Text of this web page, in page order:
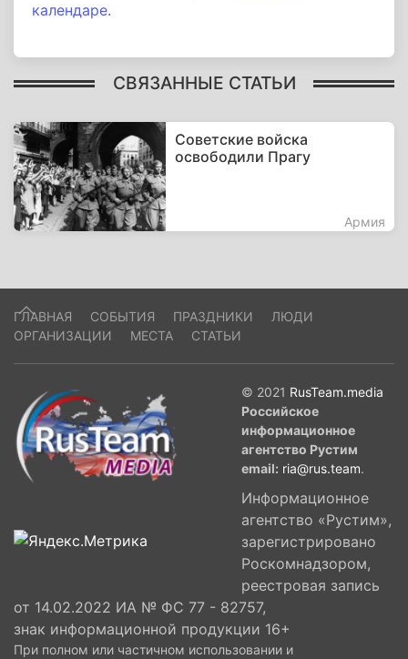
календаре.
СВЯЗАННЫЕ СТАТЬИ
Советские войска
освободили Прагу
Армия
ГЛАВНАЯ СОБЫТИЯ ПРАЗДНИКИ
ЛЮДИ
ОРГАНИЗАЦИИ
МЕСТА СТАТЬИ
© 2021 RusTeam.media
Российское
информационное
агентство Рустим
email: ria@rus.team.
Информационное
агентство «Рустим»,
зарегистрировано
Роскомнадзором,
реестровая запись
от 14.02.2022 ИА № ФС 77 - 82757,
знак информационной продукции 16+
При полном или частичном использовании и